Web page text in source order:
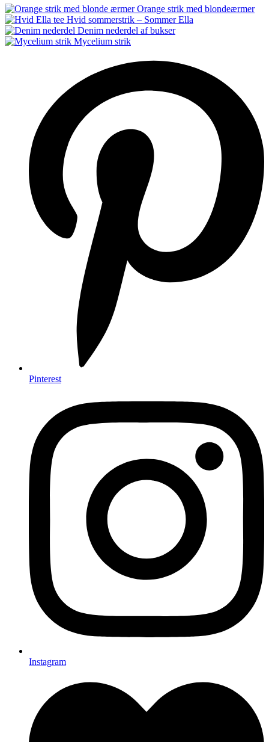
Orange strik med blondeærmer
Hvid sommerstrik – Sommer Ella
Denim nederdel af bukser
Mycelium strik
Pinterest
Instagram